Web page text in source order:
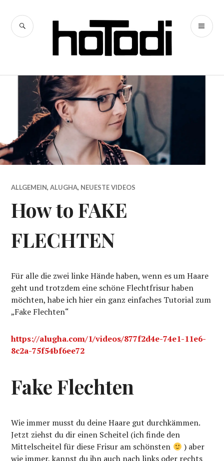
Inhalt
springen
hoTodi
SUCHE
ALLGEMEIN,ALUGHA, NEUESTE VIDEOS
How to FAKE
FLECHTEN
Für alle die zwei linke Hände haben, wenn es um Haare
geht und trotzdem eine schöne Flechtfrisur haben
möchten, habe ich hier ein ganz einfaches Tutorial zum
„Fake Flechten“
https://alugha.com/1/videos/877f2d4e-74e1-11e6-
8c2a-75f54bf6ee72
Fake Flechten
Wie immer musst du deine Haare gut durchkämmen.
Jetzt ziehst du dir einen Scheitel (ich finde den
Mittelscheitel für diese Frisur am schönsten
) aber
wie immer, kannst du ihn auch nach links oder rechts